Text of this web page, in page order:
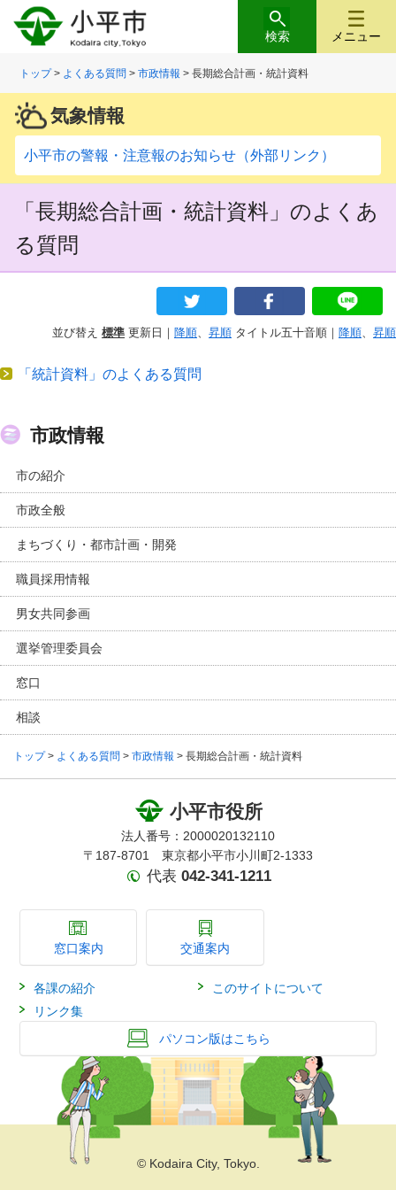
メニュー
検索
トップ> よくある質問 >市政情報 > 長期総合計画・統計資料
気象情報
小平市の警報・注意報のお知らせ（外部リンク）
「長期総合計画・統計資料」のよくあ
る質問
並び替え 標準 更新日｜ 降順、 昇順 タイトル五十音順｜ 降順、 昇順
「統計資料」のよくある質問
市政情報
市の紹介
市政全般
まちづくり・都市計画・開発
職員採用情報
男女共同参画
選挙管理委員会
窓口
相談
トップ> よくある質問 > 市政情報 > 長期総合計画・統計資料
小平市役所
法人番号：2000020132110
〒187-8701 東京都小平市小川町2-1333
代表 042-341-1211
窓口案内 交通案内
各課の紹介
このサイトについて
リンク集
パソコン版はこちら
© Kodaira City, Tokyo.